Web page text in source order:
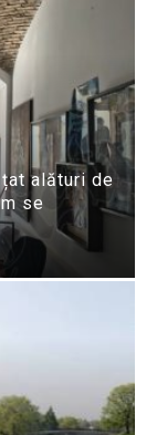
alături de
se